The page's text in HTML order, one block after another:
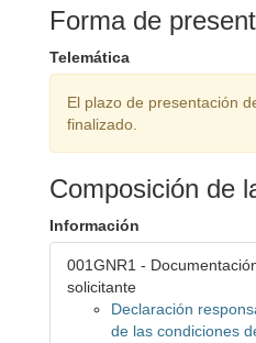
Forma de
Telemática
El plazo de presentación
finalizado.
Composición de
Información
001GNR1 -
solicitante
Declaración
de las condiciones